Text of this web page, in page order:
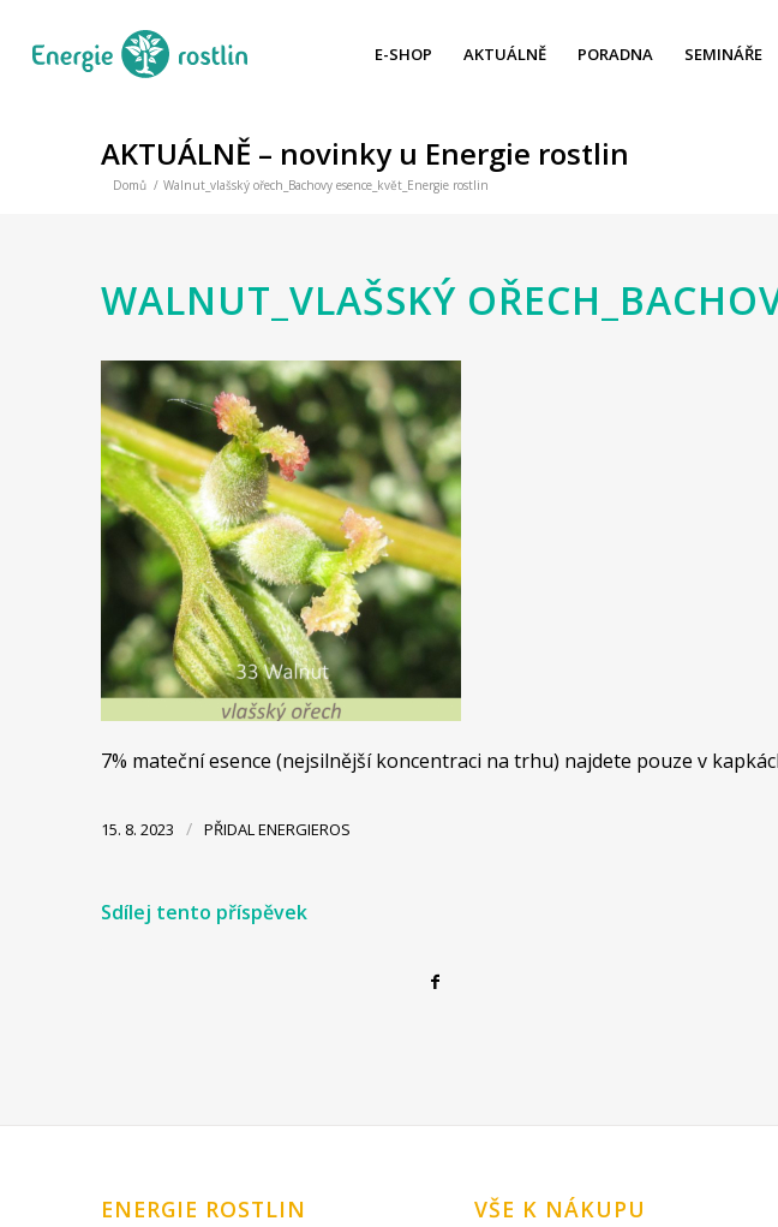
E-SHOP AKTUÁLNĚ PORADNA SEMINÁŘE
AKTUÁLNĚ – novinky u Energie rostlin
Domů / Walnut_vlašský ořech_Bachovy esence_květ_Energie rostlin
WALNUT_VLAŠSKÝ
7% mateční esence (nejsilnější koncentraci na trhu) najdete pouze v
15. 8. 2023 / PŘIDALENERGIEROS
Sdílej tento příspěvek
ENERGIE ROSTLIN VŠE K NÁKUPU